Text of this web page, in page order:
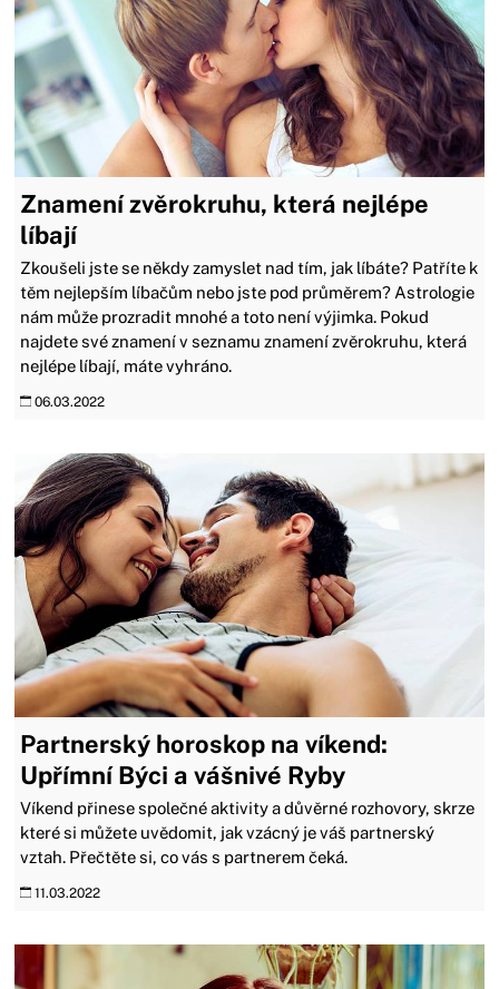
Znamení zvěrokruhu, která nejlépe
líbají
Zkoušeli jste se někdy zamyslet nad tím, jak líbáte? Patříte k
těm nejlepším líbačům nebo jste pod průměrem? Astrologie
nám může prozradit mnohé a toto není výjimka. Pokud
najdete své znamení v seznamu znamení zvěrokruhu, která
nejlépe líbají, máte vyhráno.
06.03.2022
Partnerský horoskop na víkend:
Upřímní Býci a vášnivé Ryby
Víkend přinese společné aktivity a důvěrné rozhovory, skrze
které si můžete uvědomit, jak vzácný je váš partnerský
vztah. Přečtěte si, co vás s partnerem čeká.
11.03.2022